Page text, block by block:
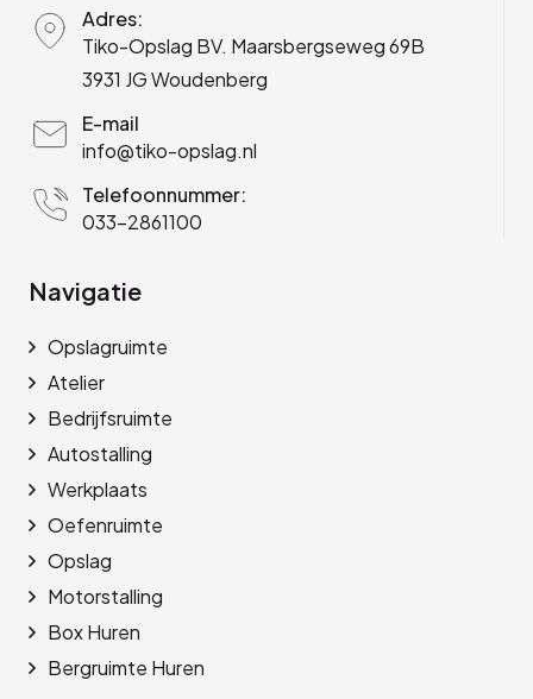
Adres:
Tiko-Opslag BV. Maarsbergseweg 69B
3931 JG Woudenberg
E-mail
info@tiko-opslag.nl
Telefoonnummer:
033-2861100
Navigatie
Opslagruimte
Atelier
Bedrijfsruimte
Autostalling
Werkplaats
Oefenruimte
Opslag
Motorstalling
Box Huren
Bergruimte Huren